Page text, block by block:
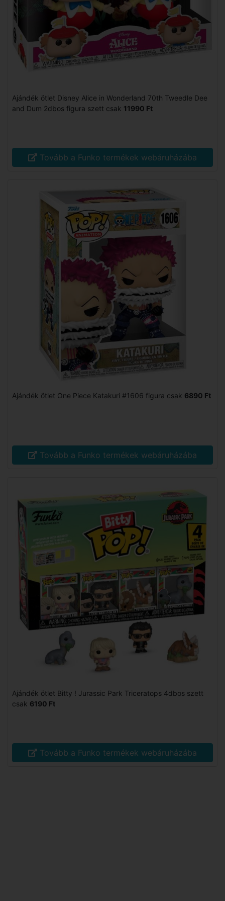
Ajándék ötlet Disney Alice in Wonderland 70th Tweedle Dee
and Dum 2dbos figura szett csak 11990 Ft
Tovább a Funko termékek webáruházába
Ajándék ötlet One Piece Katakuri #1606 figura csak 6890 Ft
Tovább a Funko termékek webáruházába
Ajándék ötlet Bitty ! Jurassic Park Triceratops 4dbos szett
csak 6190 Ft
Tovább a Funko termékek webáruházába